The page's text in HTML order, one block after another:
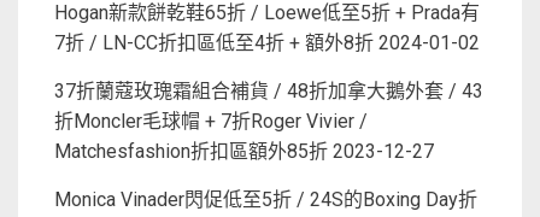
Hogan新款餅乾鞋65折 / Loewe低至5折 + Prada有
7折 / LN-CC折扣區低至4折 + 額外8折 2024-01-02
37折蘭蔻玫瑰霜組合補貨 / 48折加拿大鵝外套 / 43
折Moncler毛球帽 + 7折Roger Vivier /
Matchesfashion折扣區額外85折 2023-12-27
Monica Vinader閃促低至5折 / 24S的Boxing Day折